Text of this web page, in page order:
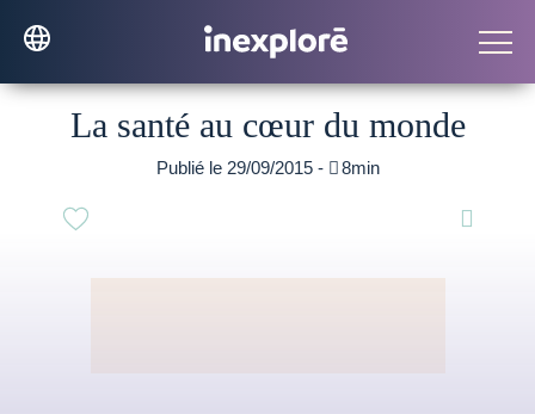
La santé au cœur du monde
Publié le 29/09/2015 - 8min
